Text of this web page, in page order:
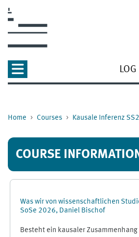
LOG
Home Courses Kausale Inferenz
COURSE
Was wir von wissenschaftlichen
SoSe 2026, Daniel Bischof
Besteht ein kausaler Zusammenhang